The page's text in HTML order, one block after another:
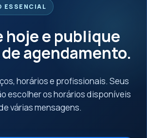
ESSENCIAL
hoje e publique
agendamento.
horários e profissionais. Seus
escolher os horários disponíveis
várias mensagens.